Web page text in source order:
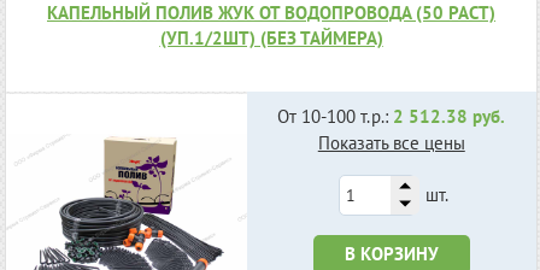
КАПЕЛЬНЫЙ ПОЛИВ ЖУК ОТ ВОДОПРОВОДА (50 РАСТ)
(УП.1/2ШТ) (БЕЗ ТАЙМЕРА)
От 10-100 т.р.: 2 512.38 руб.
Показать все цены
шт.
В КОРЗИНУ